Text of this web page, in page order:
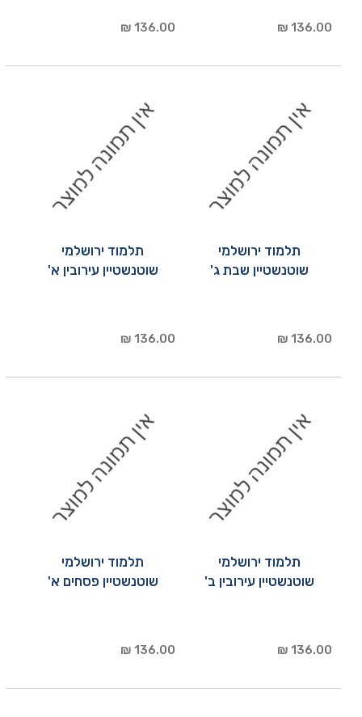
136.00 ₪
136.00 ₪
תלמוד ירושלמי
שוטנשטיין שבת ג'
136.00 ₪
תלמוד ירושלמי
שוטנשטיין עירובין א'
136.00 ₪
תלמוד ירושלמי
שוטנשטיין עירובין ב'
136.00 ₪
תלמוד ירושלמי
שוטנשטיין פסחים א'
136.00 ₪